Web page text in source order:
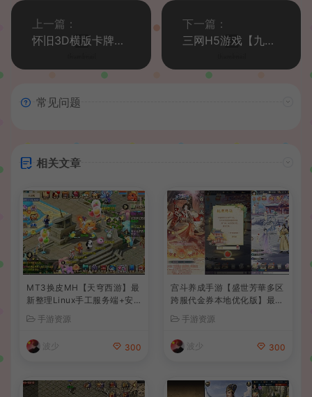
上一篇：
怀旧3D横版卡牌回合手游【口袋黄昏代金券内购多区跨服修复版】最新整理Linux手工服务端+表格+管理后台+代理后台+网页注册+GM授权后台+安卓苹果双端+详细搭建教程+视频教程
下一篇：
三网H5游戏【九州神魔录仙女管家19000超冠内购版】最新整理单机一键即玩镜像端+Linux手工服务端+转表工具+管理后台+GM加币授权后台+简易安卓客户端+详细搭建教程+视频教程
常见问题
相关文章
MT3换皮MH【天穹西游】最
新整理Linux手工服务端+安
卓苹果双端+GM后台+详细搭
建教程+全套源码+视频教程
手游资源
波少 300
宫斗养成手游【盛世芳華多区
跨服代金券本地优化版】最新
整理单机一键即玩端+Linux
手工服务端+CDK授权后台
+安卓+详细搭建教程
手游资源
波少 300